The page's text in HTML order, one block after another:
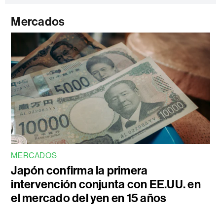
Mercados
MERCADOS
Japón confirma la primera
intervención conjunta con EE.UU. en
el mercado del yen en 15 años